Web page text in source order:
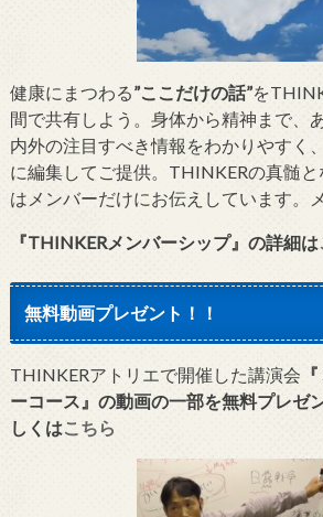
健康にまつわる”ここだけの話”を
間で共有しよう。身体から精神まで、
内外の注目すべき情報をわかりやすく
に編集してご提供。THINKERの真髄
はメンバーだけにお伝えしています。
『THINKERメンバーシップ』 の詳細は
無料動画プレゼント！！
THINKERアトリエで開催した講演会
ーコース』の動画の一部を無料プレゼ
しくはこちら